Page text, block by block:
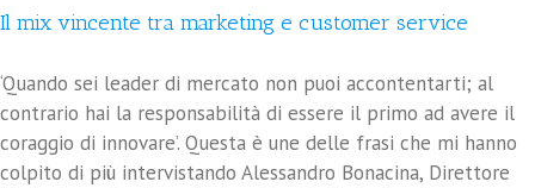
Il mix vincente tra marketing e customer service
‘Quando sei leader di mercato non puoi accontentarti; al
contrario hai la responsabilità di essere il primo ad avere il
coraggio di innovare’. Questa è une delle frasi che mi hanno
colpito di più intervistando Alessandro Bonacina, Direttore